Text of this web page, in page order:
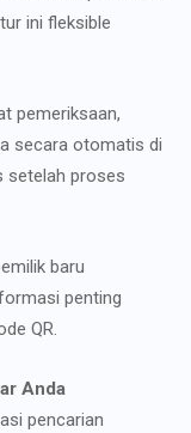
ini fleksible
pemeriksaan,
secara otomatis di
setelah proses
baru
penting
QR.
Anda
pencarian